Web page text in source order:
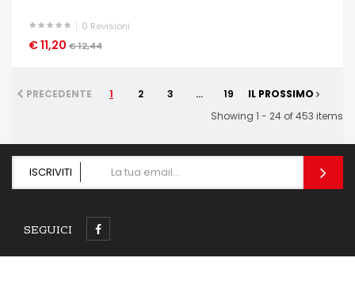
0 Revisioni
€ 11,20 € 12,44
OCCHIATA VELOCE
PRECEDENTE 1 2 3 ... 19
IL PROSSIMO
Showing 1 - 24 of 453 items
ISCRIVITI
SEGUICI